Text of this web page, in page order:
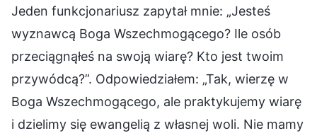
Jeden funkcjonariusz zapytał mnie: „Jesteś
wyznawcą Boga Wszechmogącego? Ile osób
przeciągnąłeś na swoją wiarę? Kto jest twoim
przywódcą?”. Odpowiedziałem: „Tak, wierzę w
Boga Wszechmogącego, ale praktykujemy wiarę
i dzielimy się ewangelią z własnej woli. Nie mamy